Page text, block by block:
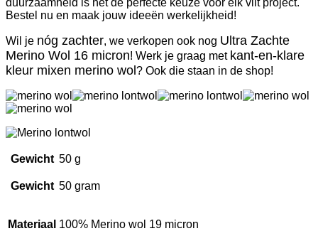
Bestel nu en maak jouw ideeën werkelijkheid!
Wil je nóg zachter, we verkopen ook nog Ultra Zachte
Merino Wol 16 micron! Werk je graag met kant-en-klare
kleur mixen merino wol? Ook die staan in de shop!
Gewicht 50 g
Gewicht 50 gram
Materiaal 100% Merino wol 19 micron